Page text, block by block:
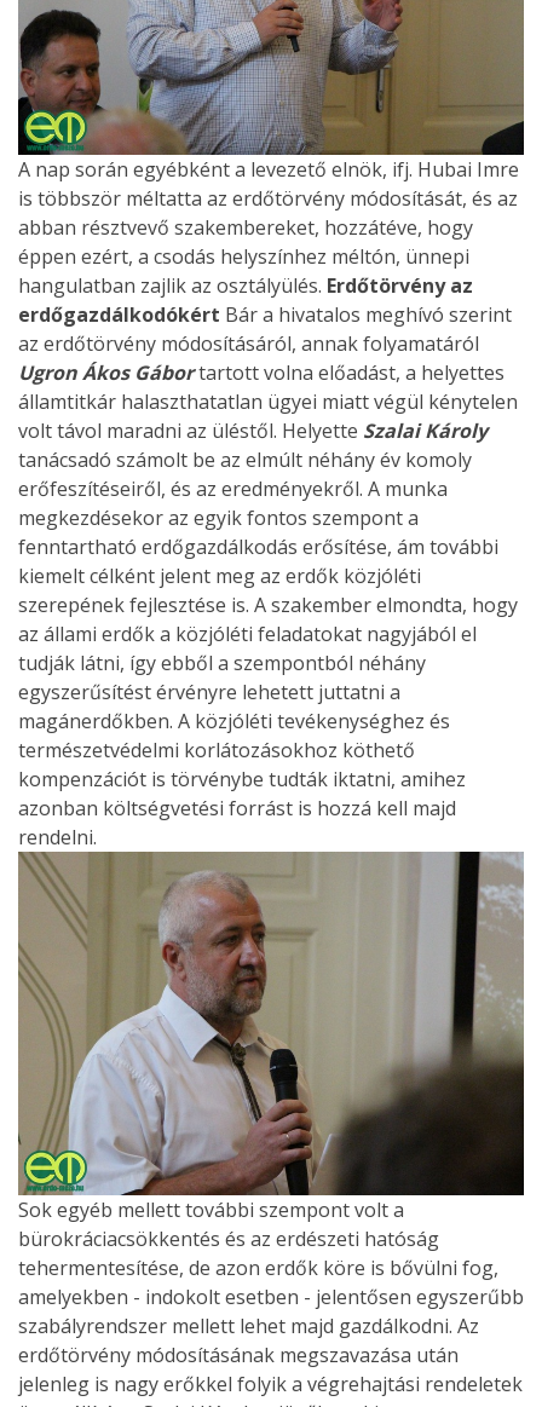
A nap során egyébként a levezető elnök, ifj. Hubai Imre
is többször méltatta az erdőtörvény módosítását, és az
abban résztvevő szakembereket, hozzátéve, hogy
éppen ezért, a csodás helyszínhez méltón, ünnepi
hangulatban zajlik az osztályülés. Erdőtörvény az
erdőgazdálkodókért Bár a hivatalos meghívó szerint
az erdőtörvény módosításáról, annak folyamatáról
Ugron Ákos Gábortartott volna előadást, a helyettes
államtitkár halaszthatatlan ügyei miatt végül kénytelen
volt távol maradni az üléstől. Helyette Szalai Károly
tanácsadó számolt be az elmúlt néhány év komoly
erőfeszítéseiről, és az eredményekről. A munka
megkezdésekor az egyik fontos szempont a
fenntartható erdőgazdálkodás erősítése, ám további
kiemelt célként jelent meg az erdők közjóléti
szerepének fejlesztése is. A szakember elmondta, hogy
az állami erdők a közjóléti feladatokat nagyjából el
tudják látni, így ebből a szempontból néhány
egyszerűsítést érvényre lehetett juttatni a
magánerdőkben. A közjóléti tevékenységhez és
természetvédelmi korlátozásokhoz köthető
kompenzációt is törvénybe tudták iktatni, amihez
azonban költségvetési forrást is hozzá kell majd
rendelni.
Sok egyéb mellett további szempont volt a
bürokráciacsökkentés és az erdészeti hatóság
tehermentesítése, de azon erdők köre is bővülni fog,
amelyekben - indokolt esetben - jelentősen egyszerűbb
szabályrendszer mellett lehet majd gazdálkodni. Az
erdőtörvény módosításának megszavazása után
jelenleg is nagy erőkkel folyik a végrehajtási rendeletek